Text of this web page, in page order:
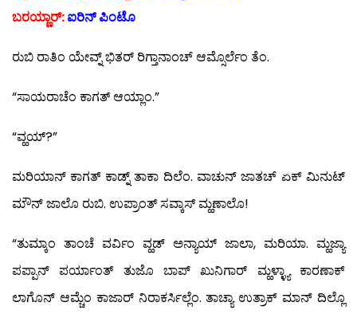
ಬರಯ್ಣಾರ್:ಐರಿನ್ ಪಿಂಟೊ
ರುಬಿ ರಾತಿಂ ಯೇವ್ನ್ ಭಿತರ್ ರಿಗ್ತಾನಾಂಚ್ ಆಮ್ಸೊರ್ಲೆಂ ತೆಂ.
“ಸಾಯರಾಚೆಂ ಕಾಗತ್ ಆಯ್ಲಾಂ.”
“ವ್ಹಯ್?”
ಮರಿಯಾನ್ ಕಾಗತ್ ಕಾಡ್ನ್ ತಾಕಾ ದಿಲೆಂ. ವಾಚುನ್ ಜಾತಚ್ ಏಕ್ ಮಿನುಟ್
ಮೌನ್ ಜಾಲೊ ರುಬಿ. ಉಪ್ರಾಂತ್ ಸವ್ಕಾಸ್ ಮ್ಹಣಾಲೊ!
“ತುಮ್ಕಾಂ ತಾಂಚೆ ವರ್ವಿಂ ವ್ಹಡ್ ಅನ್ಯಾಯ್ ಜಾಲಾ, ಮರಿಯಾ. ಮ್ಹಜ್ಯಾ
ಪಪ್ಪಾನ್ ಪರ್ಯಾಂತ್ ತುಜೊ ಬಾಪ್ ಖುನಿಗಾರ್ ಮ್ಹಳ್ಳ್ಯಾ ಕಾರಣಾಕ್
ಲಾಗೊನ್ ಆಮ್ಚೆಂ ಕಾಜಾರ್ ನಿರಾಕರ್ಸಿಲ್ಲೆಂ. ತಾಚ್ಯಾ ಉತ್ರಾಕ್ ಮಾನ್ ದಿಲ್ಲೊ